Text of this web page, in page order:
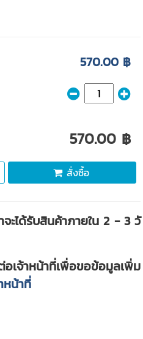
570.00 ฿
570.00 ฿
สั่งซื้อ
ได้รับสินค้าภายใน 2 - 3 วั
เจ้าหน้าที่เพื่อขอข้อมูลเพิ่ม
หน้าที่